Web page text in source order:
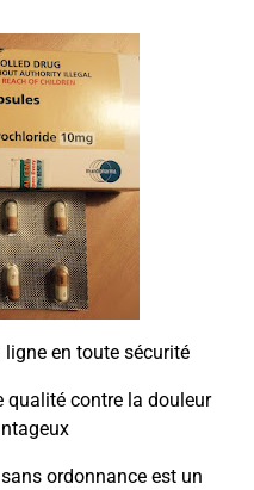
en toute sécurité
qualité contre la douleur
ordonnance est un